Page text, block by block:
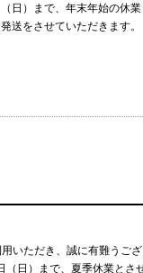
（日）まで、年末年始の
発送をさせていただきま
用いただき、誠に有難う
（日）まで、夏季休業と